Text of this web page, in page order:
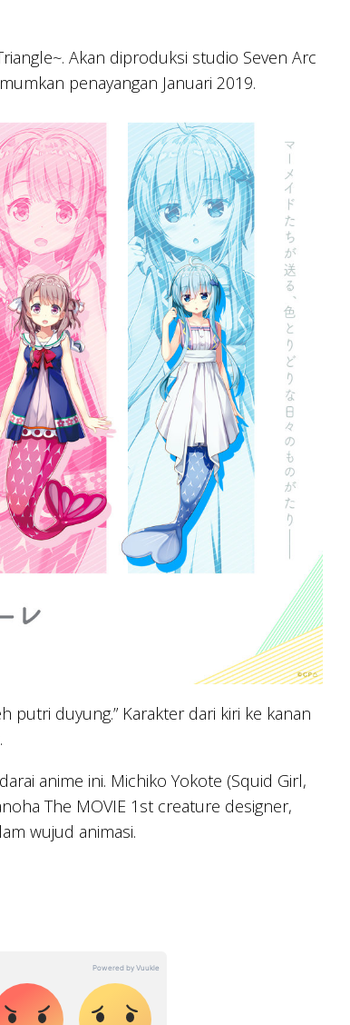
Akan diproduksi studio Seven Arc
penayangan Januari 2019.
putri duyung.” Karakter dari kiri ke kanan
anime ini. Michiko Yokote (Squid Girl,
The MOVIE 1st creature designer,
wujud animasi.